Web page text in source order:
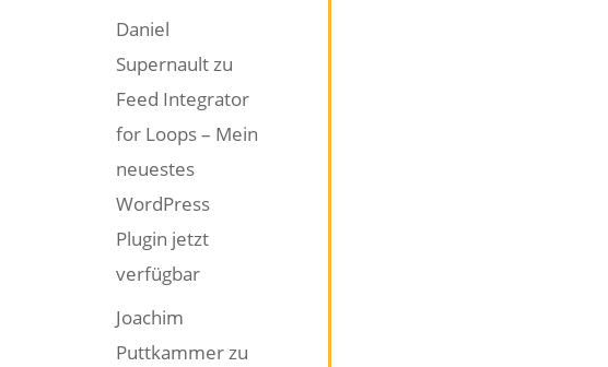
Daniel
Supernaultzu
Feed Integrator
for Loops – Mein
neuestes
WordPress
Plugin jetzt
verfügbar
Joachim
Puttkammerzu